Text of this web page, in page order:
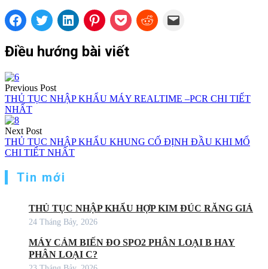
Điều hướng bài viết
Previous Post
THỦ TỤC NHẬP KHẨU MÁY REALTIME –PCR CHI TIẾT
NHẤT
Next Post
THỦ TỤC NHẬP KHẨU KHUNG CỐ ĐỊNH ĐẦU KHI MỔ
CHI TIẾT NHẤT
Tin mới
THỦ TỤC NHẬP KHẨU HỢP KIM ĐÚC RĂNG GIẢ
24 Tháng Bảy, 2026
MÁY CẢM BIẾN ĐO SPO2 PHÂN LOẠI B HAY
PHÂN LOẠI C?